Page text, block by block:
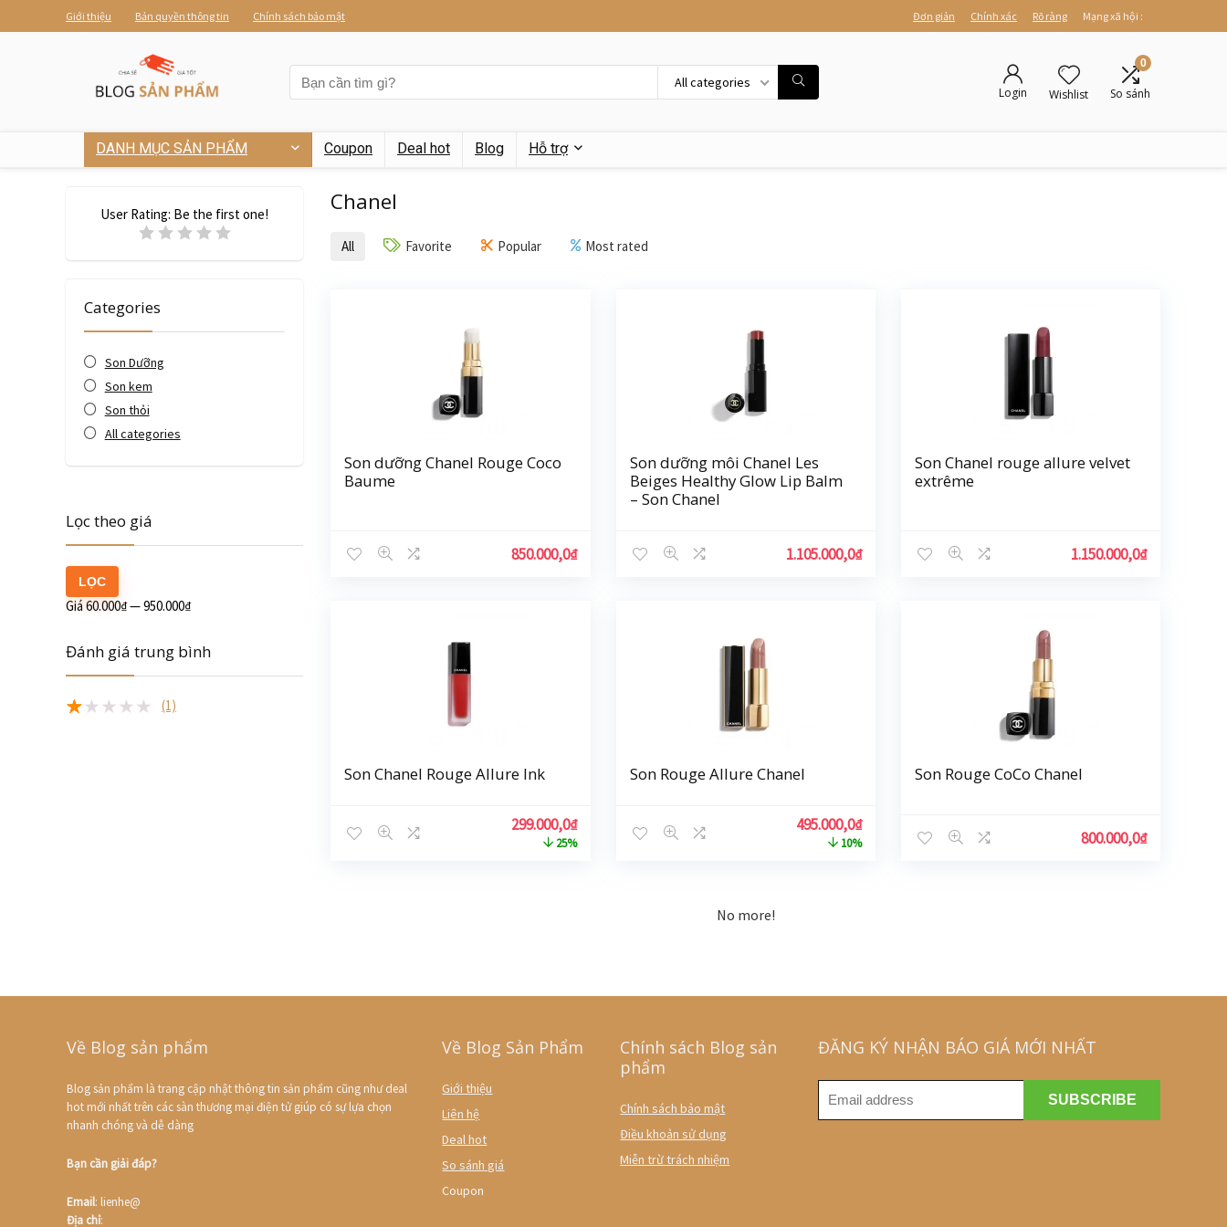
Giới thiệu Bản quyền thông tin Chính sách bảo mật Đơn giản Chính xác Rõ ràng Mạng xã hội :
All categories
Login Wishlist
0
So sánh
DANH MỤC SẢN PHẨM Coupon Deal hot Blog Hỗ trợ
Chanel
User Rating: Be the first one!
Categories
Son Dưỡng
Son kem
Son thỏi
All categories
All Favorite Popular Most rated
Son dưỡng Chanel Rouge Coco
Baume
850.000,0₫
Son dưỡng môi Chanel Les
Beiges Healthy Glow Lip Balm
– Son Chanel
1.105.000,0₫
Son Chanel rouge allure velvet
extrême
1.150.000,0₫
Son Chanel Rouge Allure Ink
299.000,0₫
25%
Son Rouge Allure Chanel
495.000,0₫
10%
Son Rouge CoCo Chanel
800.000,0₫
No more!
Lọc theo giá
LỌC
Giá 60.000₫—950.000₫
Đánh giá trung bình
(1)
Về Blog sản phẩm
Blog sản phẩm là trang cập nhật thông tin sản phẩm cũng như deal
hot mới nhất trên các sàn thương mại điện tử giúp có sự lựa chọn
nhanh chóng và dễ dàng
Bạn cần giải đáp?
Email: lienhe@
Địa chỉ:
Về Blog Sản Phẩm
Giới thiệu
Liên hệ
Deal hot
So sánh giá
Coupon
Chính sách Blog sản
phẩm
Chính sách bảo mật
Điều khoản sử dụng
Miễn trừ trách nhiệm
ĐĂNG KÝ NHẬN BÁO GIÁ MỚI NHẤT